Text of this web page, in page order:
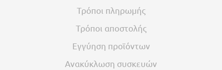
Τρόποι πληρωμής
Τρόποι αποστολής
Εγγύηση προϊόντων
Ανακύκλωση συσκευών